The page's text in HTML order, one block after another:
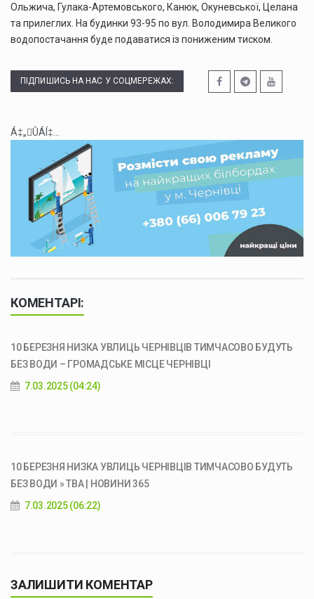
Ольжича, Гулака-Артемовського, Канюк, Окуневської, Целана
та прилеглих. На будинки 93-95 по вул. Володимира Великого
водопостачання буде подаватися із пониженим тиском.
ПІДПИШИСЬ НА НАС У СОЦМЕРЕЖАХ:
Á‡„ÛÁÍ‡...
КОМЕНТАРІ:
10 БЕРЕЗНЯ НИЗКА УВЛИЦЬ ЧЕРНІВЦІВ ТИМЧАСОВО БУДУТЬ
БЕЗ ВОДИ – ГРОМАДСЬКЕ МІСЦЕ ЧЕРНІВЦІ
7.03.2025 (04:24)
10 БЕРЕЗНЯ НИЗКА УВЛИЦЬ ЧЕРНІВЦІВ ТИМЧАСОВО БУДУТЬ
БЕЗ ВОДИ » ТВА | НОВИНИ 365
7.03.2025 (06:22)
ЗАЛИШИТИ КОМЕНТАР